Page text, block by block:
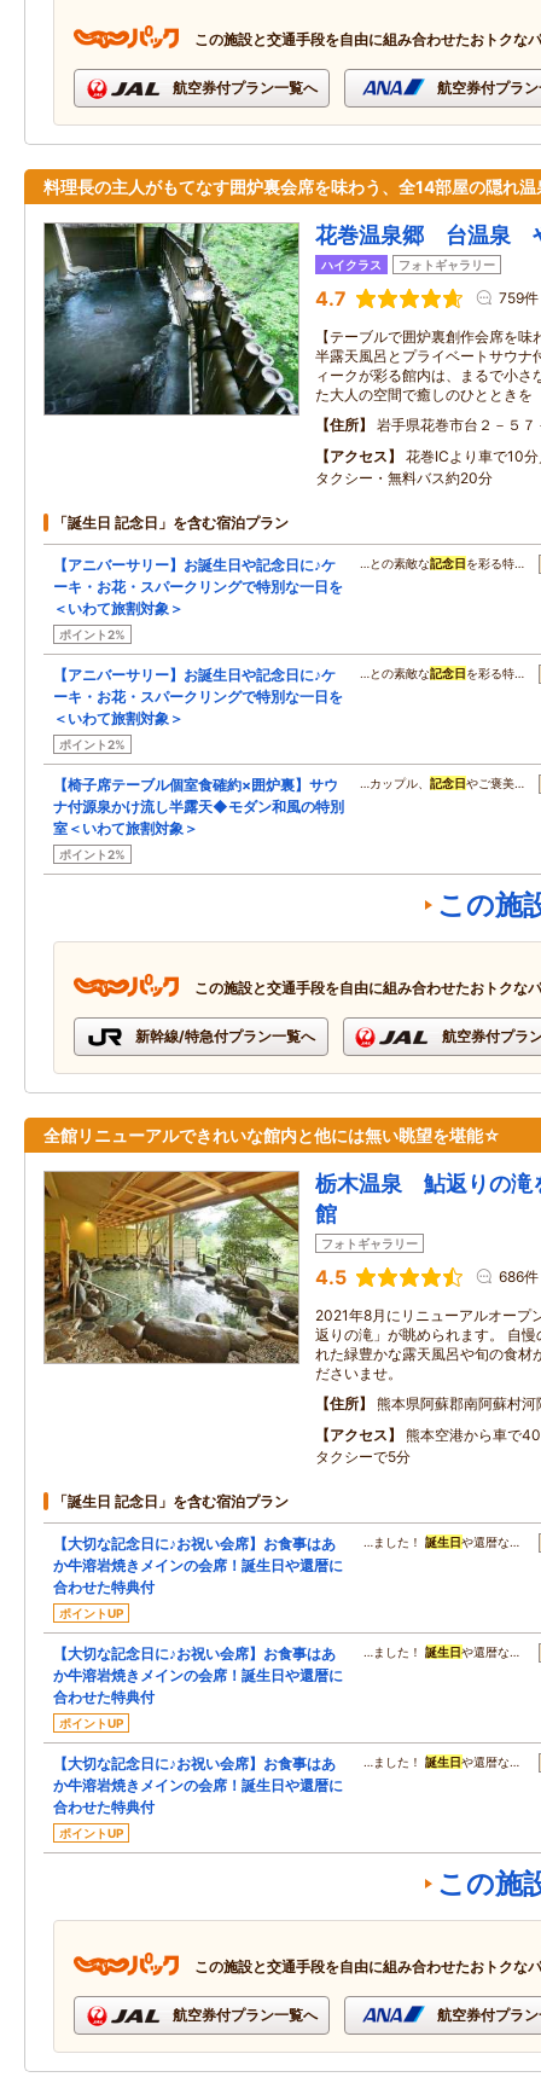
この施設と交通手段を自由に組み合わせたおトクな
航空券付プラン一覧へ 航空券付プラ
料理長の主人がもてなす囲炉裏会席を味わう、全14部屋の隠れ温
花巻温泉郷 台温泉
ハイクラス フォトギャラリー
4.7 759件
【テーブルで囲炉裏創作会席を
半露天風呂とプライベートサウナ
ィークが彩る館内は、まるで小さ
た大人の空間で癒しのひとときを
住所
岩手県花巻市台２－５７
アクセス
花巻ICより車で10
タクシー・無料バス約20分
「誕生日 記念日」を含む宿泊プラン
【アニバーサリー】お誕生日や記念日に♪ケ
ーキ・お花・スパークリングで特別な一日を
＜いわて旅割対象＞
ポイント2%
…との素敵な記念日 を彩る特…
【アニバーサリー】お誕生日や記念日に♪ケ
ーキ・お花・スパークリングで特別な一日を
＜いわて旅割対象＞
ポイント2%
…との素敵な記念日 を彩る特…
【椅子席テーブル個室食確約×囲炉裏】サウ
ナ付源泉かけ流し半露天◆モダン和風の特別
室＜いわて旅割対象＞
ポイント2%
…カップル、 記念日やご褒美…
この施
この施設と交通手段を自由に組み合わせたおトクな
新幹線/特急付プラン一覧へ 航空券付プラ
全館リニューアルできれいな館内と他には無い眺望を堪能☆
栃木温泉 鮎返りの
館
フォトギャラリー
4.5 686件
2021年8月にリニューアルオープ
返りの滝」が眺められます。 自
れた緑豊かな露天風呂や旬の食材
ださいませ。
住所
熊本県阿蘇郡南阿蘇村河
アクセス
熊本空港から車で
タクシーで5分
「誕生日 記念日」を含む宿泊プラン
【大切な記念日に♪お祝い会席】お食事はあ
か牛溶岩焼きメインの会席！誕生日や還暦に
合わせた特典付
ポイントUP
…ました！誕生日や還暦な…
【大切な記念日に♪お祝い会席】お食事はあ
か牛溶岩焼きメインの会席！誕生日や還暦に
合わせた特典付
ポイントUP
…ました！誕生日や還暦な…
【大切な記念日に♪お祝い会席】お食事はあ
か牛溶岩焼きメインの会席！誕生日や還暦に
合わせた特典付
ポイントUP
…ました！誕生日や還暦な…
この施
この施設と交通手段を自由に組み合わせたおトクな
航空券付プラン一覧へ 航空券付プラ